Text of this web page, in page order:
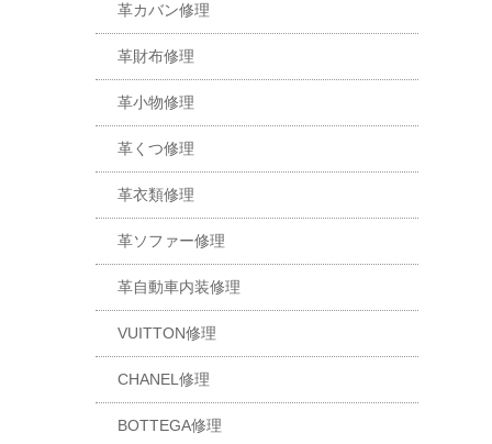
革カバン修理
革財布修理
革小物修理
革くつ修理
革衣類修理
革ソファー修理
革自動車内装修理
VUITTON修理
CHANEL修理
BOTTEGA修理